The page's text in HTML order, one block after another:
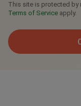
This site is protected by
Terms of Service apply.